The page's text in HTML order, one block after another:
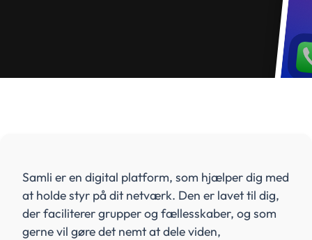
Samli er en digital platform, som hjælper dig med
at holde styr på dit netværk. Den er lavet til dig,
der faciliterer grupper og fællesskaber, og som
gerne vil gøre det nemt at dele viden,